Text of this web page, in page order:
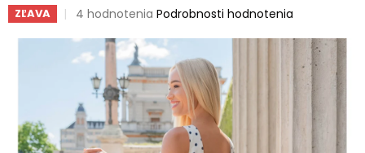
ZĽAVA
Priemerné
produktu
je
5,0
5
hviezdičiek.
4 hodnotenia Podrobnosti hodnotenia